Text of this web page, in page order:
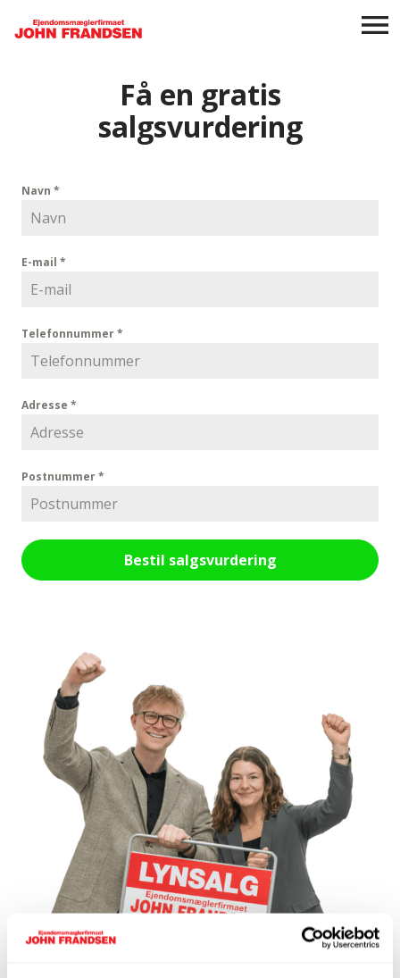
Få en gratis
salgsvurdering
Navn *
E-mail *
Telefonnummer*
Adresse *
Postnummer*
Bestil salgsvurdering